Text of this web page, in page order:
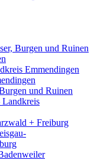
Burgen und Ruinen
Emmendingen
und Ruinen
Landkreis
+ Freiburg